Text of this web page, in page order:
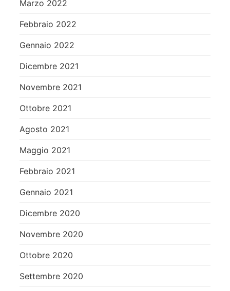
Marzo 2022
Febbraio 2022
Gennaio 2022
Dicembre 2021
Novembre 2021
Ottobre 2021
Agosto 2021
Maggio 2021
Febbraio 2021
Gennaio 2021
Dicembre 2020
Novembre 2020
Ottobre 2020
Settembre 2020